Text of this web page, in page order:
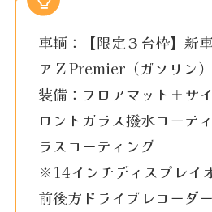
車輌：【限定３台枠】新
ア Z Premier（ガソリン
装備：フロアマット＋サ
ロントガラス撥水コーテ
ラスコーティング
※14インチディスプレイ
前後方ドライブレコーダ